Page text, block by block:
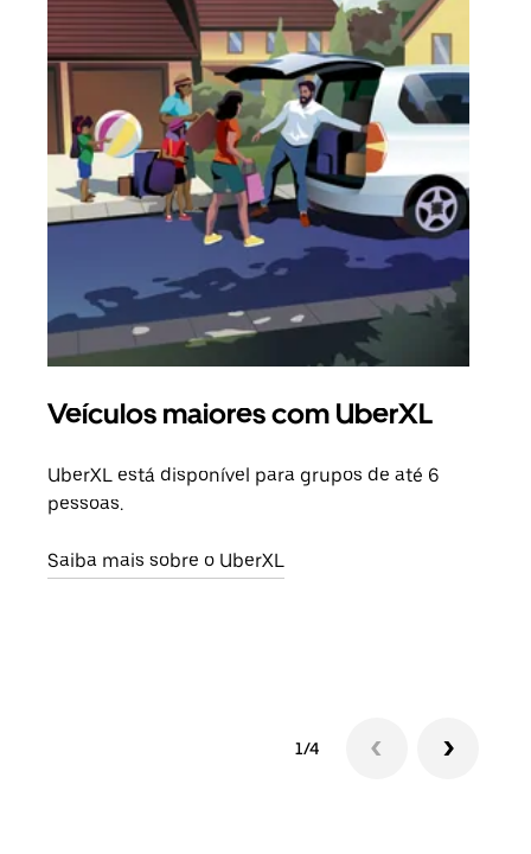
Veículos maiores com UberXL
UberXL está disponível para grupos de até 6
pessoas.
Saiba mais sobre o UberXL
1/4